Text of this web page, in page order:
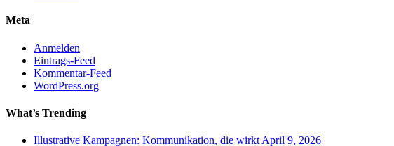
Meta
Anmelden
Eintrags-Feed
Kommentar-Feed
WordPress.org
What’s Trending
Illustrative Kampagnen: Kommunikation, die wirkt April 9, 2026